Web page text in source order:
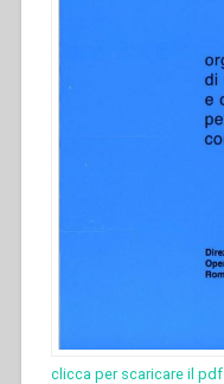
clicca per scaricare il pdf